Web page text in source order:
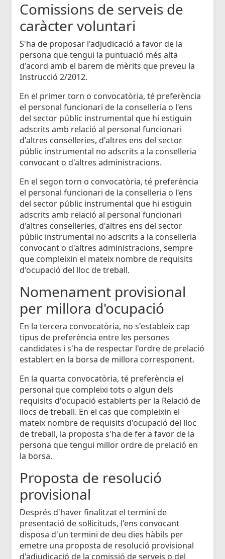
Comissions de serveis de
caràcter voluntari
S'ha de proposar l'adjudicació a favor de la
persona que tengui la puntuació més alta
d'acord amb el barem de mèrits que preveu la
Instrucció 2/2012.
En el primer torn o convocatòria, té preferència
el personal funcionari de la conselleria o l'ens
del sector públic instrumental que hi estiguin
adscrits amb relació al personal funcionari
d'altres conselleries, d'altres ens del sector
públic instrumental no adscrits a la conselleria
convocant o d'altres administracions.
En el segon torn o convocatòria, té preferència
el personal funcionari de la conselleria o l'ens
del sector públic instrumental que hi estiguin
adscrits amb relació al personal funcionari
d'altres conselleries, d'altres ens del sector
públic instrumental no adscrits a la conselleria
convocant o d'altres administracions, sempre
que compleixin el mateix nombre de requisits
d'ocupació del lloc de treball.
Nomenament provisional
per millora d'ocupació
En la tercera convocatòria, no s'estableix cap
tipus de preferència entre les persones
candidates i s'ha de respectar l'ordre de prelació
establert en la borsa de millora corresponent.
En la quarta convocatòria, té preferència el
personal que compleixi tots o algun dels
requisits d'ocupació establerts per la Relació de
llocs de treball. En el cas que compleixin el
mateix nombre de requisits d'ocupació del lloc
de treball, la proposta s'ha de fer a favor de la
persona que tengui millor ordre de prelació en
la borsa.
Proposta de resolució
provisional
Després d'haver finalitzat el termini de
presentació de sol·licituds, l'ens convocant
disposa d'un termini de deu dies hàbils per
emetre una proposta de resolució provisional
d'adjudicació de la comissió de serveis o del